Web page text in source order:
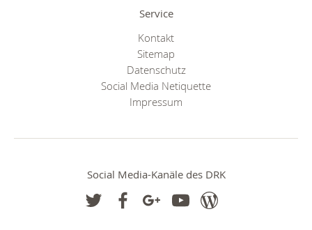
Service
Kontakt
Sitemap
Datenschutz
Social Media Netiquette
Impressum
Social Media-Kanäle des DRK